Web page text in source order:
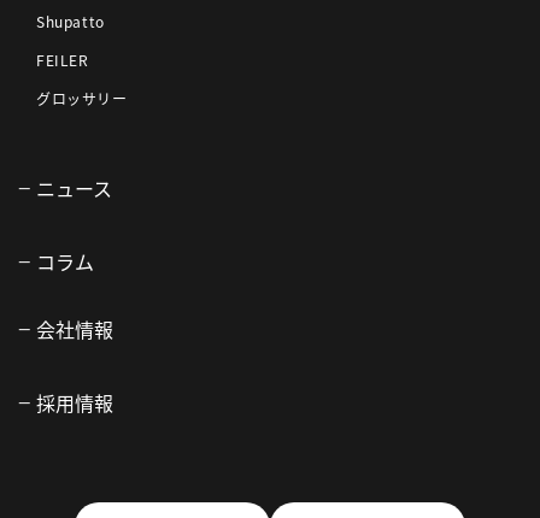
Shupatto
FEILER
グロッサリー
ニュース
コラム
会社情報
採用情報